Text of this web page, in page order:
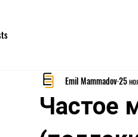
Частое
Emil Mammadov25